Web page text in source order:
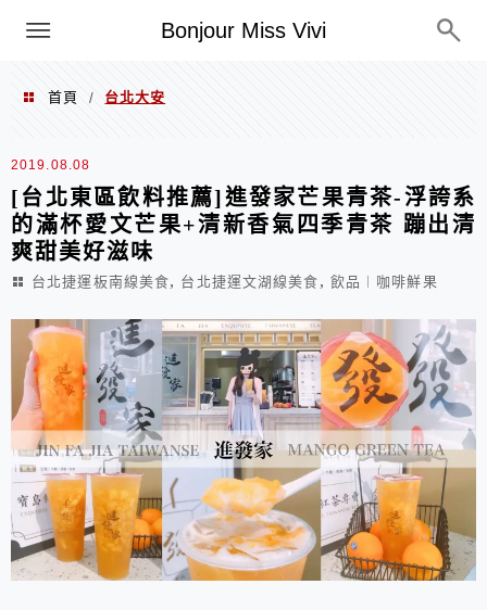
Bonjour Miss Vivi
選單
首頁 / 台北大安
台北大安
2019.08.08
[台北東區飲料推薦]進發家芒果青茶-浮誇系
的滿杯愛文芒果+清新香氣四季青茶 蹦出清
爽甜美好滋味
台北捷運板南線美食, 台北捷運文湖線美食 , 飲品︱咖啡鮮果